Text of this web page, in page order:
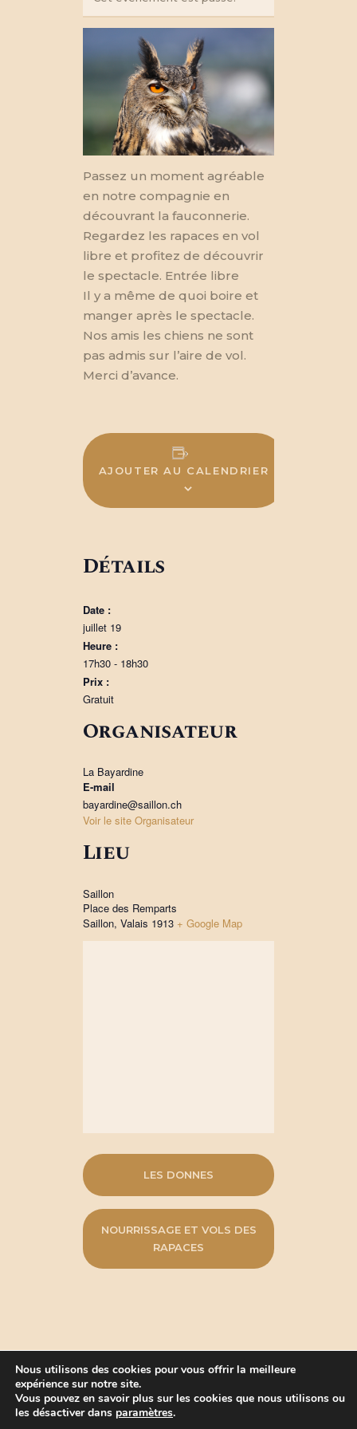
SAILLON 2025
Passez un moment agréable
en notre compagnie en
découvrant la fauconnerie.
Regardez les rapaces en vol
libre et profitez de découvrir
le spectacle. Entrée libre
Il y a même de quoi boire et
manger après le spectacle.
Nos amis les chiens ne sont
pas admis sur l’aire de vol.
Merci d’avance.
AJOUTER AU CALENDRIER
Détails
Date :
juillet 19
Heure :
17h30 - 18h30
Prix :
Gratuit
Organisateur
La Bayardine
E-mail
bayardine@saillon.ch
Voir le site Organisateur
Lieu
Saillon
Place des Remparts
Saillon, Valais 1913 + Google Map
LES DONNES
NOURRISSAGE ET VOLS DES
RAPACES
La Bayardine, Fêtes médiévales de
Nous utilisons des cookies pour vous offrir la meilleure
expérience sur notre site.
Vous pouvez en savoir plus sur les cookies que nous utilisons ou
les désactiver dans paramètres.